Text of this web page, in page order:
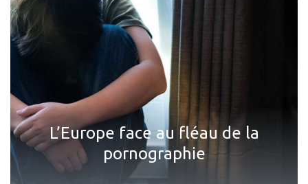
L’Europe face au fléau de la
pornographie